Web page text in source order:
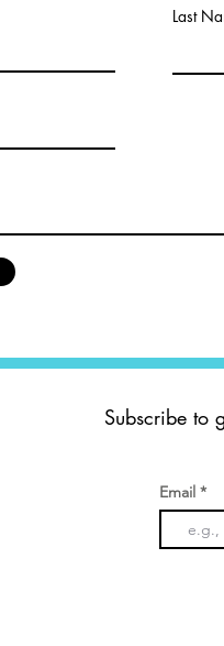
Last
Subscribe to
Email